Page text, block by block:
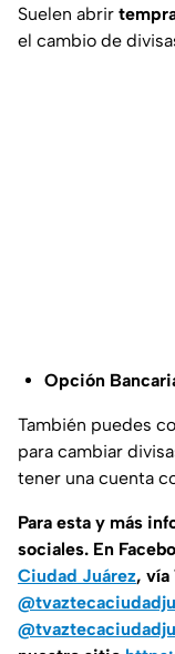
Suelen abrir
el cambio de
Opción
También puedes
para cambiar
tener una cuenta
Para esta y más
sociales. En
Ciudad Juárez,